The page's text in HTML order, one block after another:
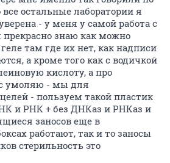
остальные лаборатории я
- у меня у самой работа с
прекрасно знаю как можно
там где их нет, как надписи
а кроме того как с водичкой
кислоту, а про
умоляю - мы для
- пользуем такой пластик
и РНК + без ДНКаз и РНКаз и
заносов еще в
работают, так и то заносы
стерильность это